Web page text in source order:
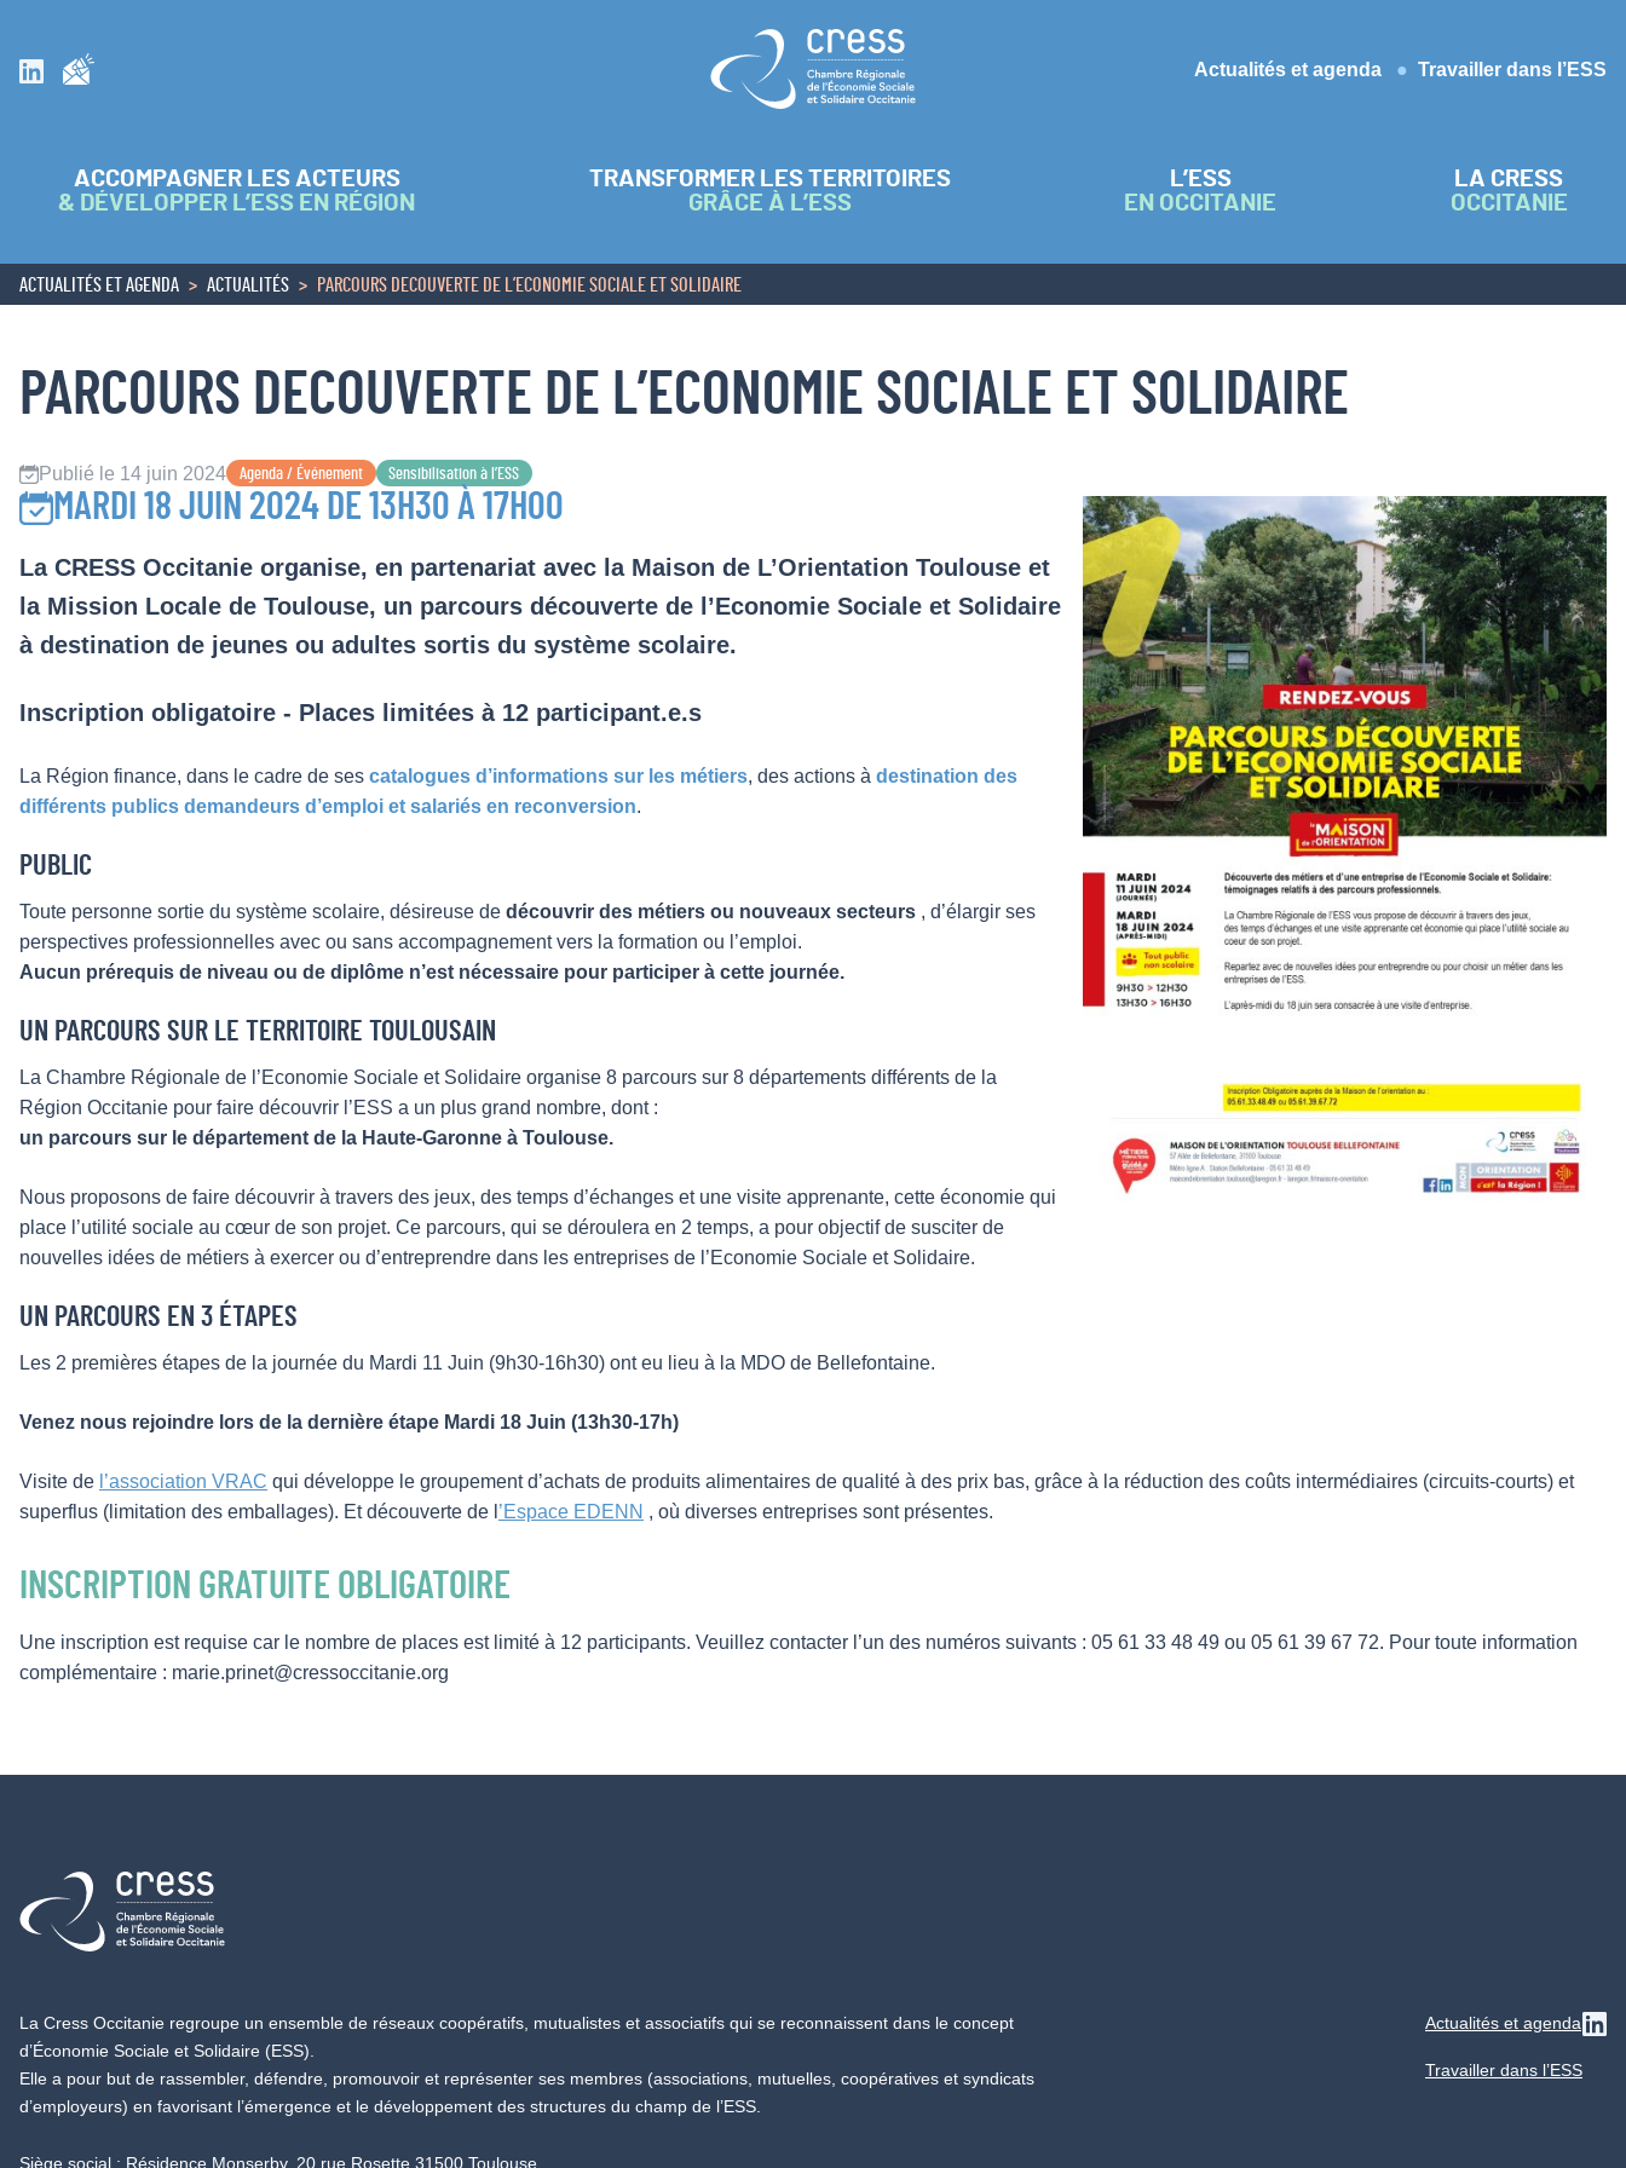
Suivez nous sur Linkedin
Retour à l'accueil
Actualités et agenda
Travailler dans l’ESS
ACCOMPAGNER LES ACTEURS
& DÉVELOPPER L’ESS EN RÉGION
TRANSFORMER LES TERRITOIRES
GRÂCE À L’ESS
L’ESS
EN OCCITANIE
LA CRESS
OCCITANIE
ACCUEIL
ACTUALITÉS ET AGENDA ACTUALITÉS PARCOURS DECOUVERTE DE L’ECONOMIE SOCIALE ET SOLIDAIRE
PARCOURS DECOUVERTE DE L’ECONOMIE SOCIALE ET SOLIDAIRE
Publié le 14 juin 2024 Agenda / Événement Sensibilisation à l’ESS
MARDI 18 JUIN 2024 DE 13H30 À 17H00
La CRESS Occitanie organise, en partenariat avec la Maison de L’Orientation Toulouse et
la Mission Locale de Toulouse, un parcours découverte de l’Economie Sociale et Solidaire
à destination de jeunes ou adultes sortis du système scolaire.
Inscription obligatoire - Places limitées à 12 participant.e.s
La Région finance, dans le cadre de ses catalogues d’informations sur les métiers, des actions à destination des
différents publics demandeurs d’emploi et salariés en reconversion.
PUBLIC
Toute personne sortie du système scolaire, désireuse de découvrir des métiers ou nouveaux secteurs , d’élargir ses
perspectives professionnelles avec ou sans accompagnement vers la formation ou l’emploi.
Aucun prérequis de niveau ou de diplôme n’est nécessaire pour participer à cette journée.
UN PARCOURS SUR LE TERRITOIRE TOULOUSAIN
La Chambre Régionale de l’Economie Sociale et Solidaire organise 8 parcours sur 8 départements différents de la
Région Occitanie pour faire découvrir l’ESS a un plus grand nombre, dont :
un parcours sur le département de la Haute-Garonne à Toulouse.
Nous proposons de faire découvrir à travers des jeux, des temps d’échanges et une visite apprenante, cette économie qui
place l’utilité sociale au cœur de son projet. Ce parcours, qui se déroulera en 2 temps, a pour objectif de susciter de
nouvelles idées de métiers à exercer ou d’entreprendre dans les entreprises de l’Economie Sociale et Solidaire.
UN PARCOURS EN 3 ÉTAPES
Les 2 premières étapes de la journée du Mardi 11 Juin (9h30-16h30) ont eu lieu à la MDO de Bellefontaine.
Venez nous rejoindre lors de la dernière étape Mardi 18 Juin (13h30-17h)
Visite de l’association VRAC qui développe le groupement d’achats de produits alimentaires de qualité à des prix bas, grâce à la réduction des coûts intermédiaires (circuits-courts) et
superflus (limitation des emballages). Et découverte de l ’Espace EDENN , où diverses entreprises sont présentes.
INSCRIPTION GRATUITE OBLIGATOIRE
Une inscription est requise car le nombre de places est limité à 12 participants. Veuillez contacter l’un des numéros suivants : 05 61 33 48 49 ou 05 61 39 67 72. Pour toute information
complémentaire : marie.prinet@cressoccitanie.org
Retour à l'accueil
La Cress Occitanie regroupe un ensemble de réseaux coopératifs, mutualistes et associatifs qui se reconnaissent dans le concept
d’Économie Sociale et Solidaire (ESS).
Elle a pour but de rassembler, défendre, promouvoir et représenter ses membres (associations, mutuelles, coopératives et syndicats
d’employeurs) en favorisant l’émergence et le développement des structures du champ de l’ESS.
Siège social : Résidence Monserby, 20 rue Rosette 31500 Toulouse
Actualités et agenda
Travailler dans l’ESS